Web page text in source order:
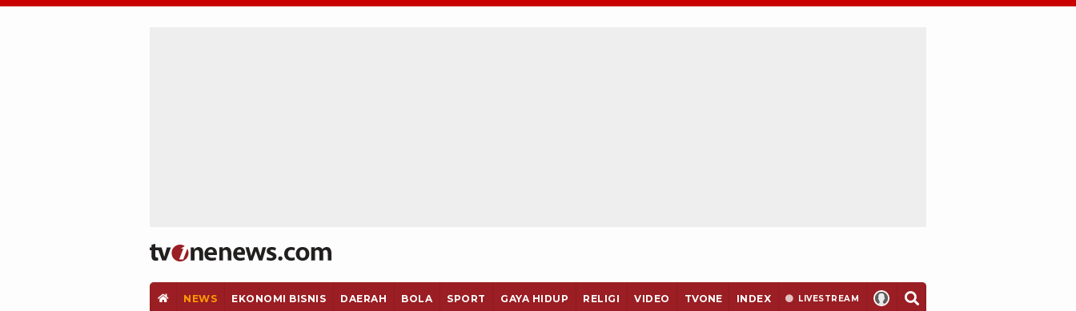
NEWS EKONOMI BISNIS DAERAH BOLA SPORT GAYA HIDUP RELIGI VIDEO TVONE INDEX LIVESTREAM